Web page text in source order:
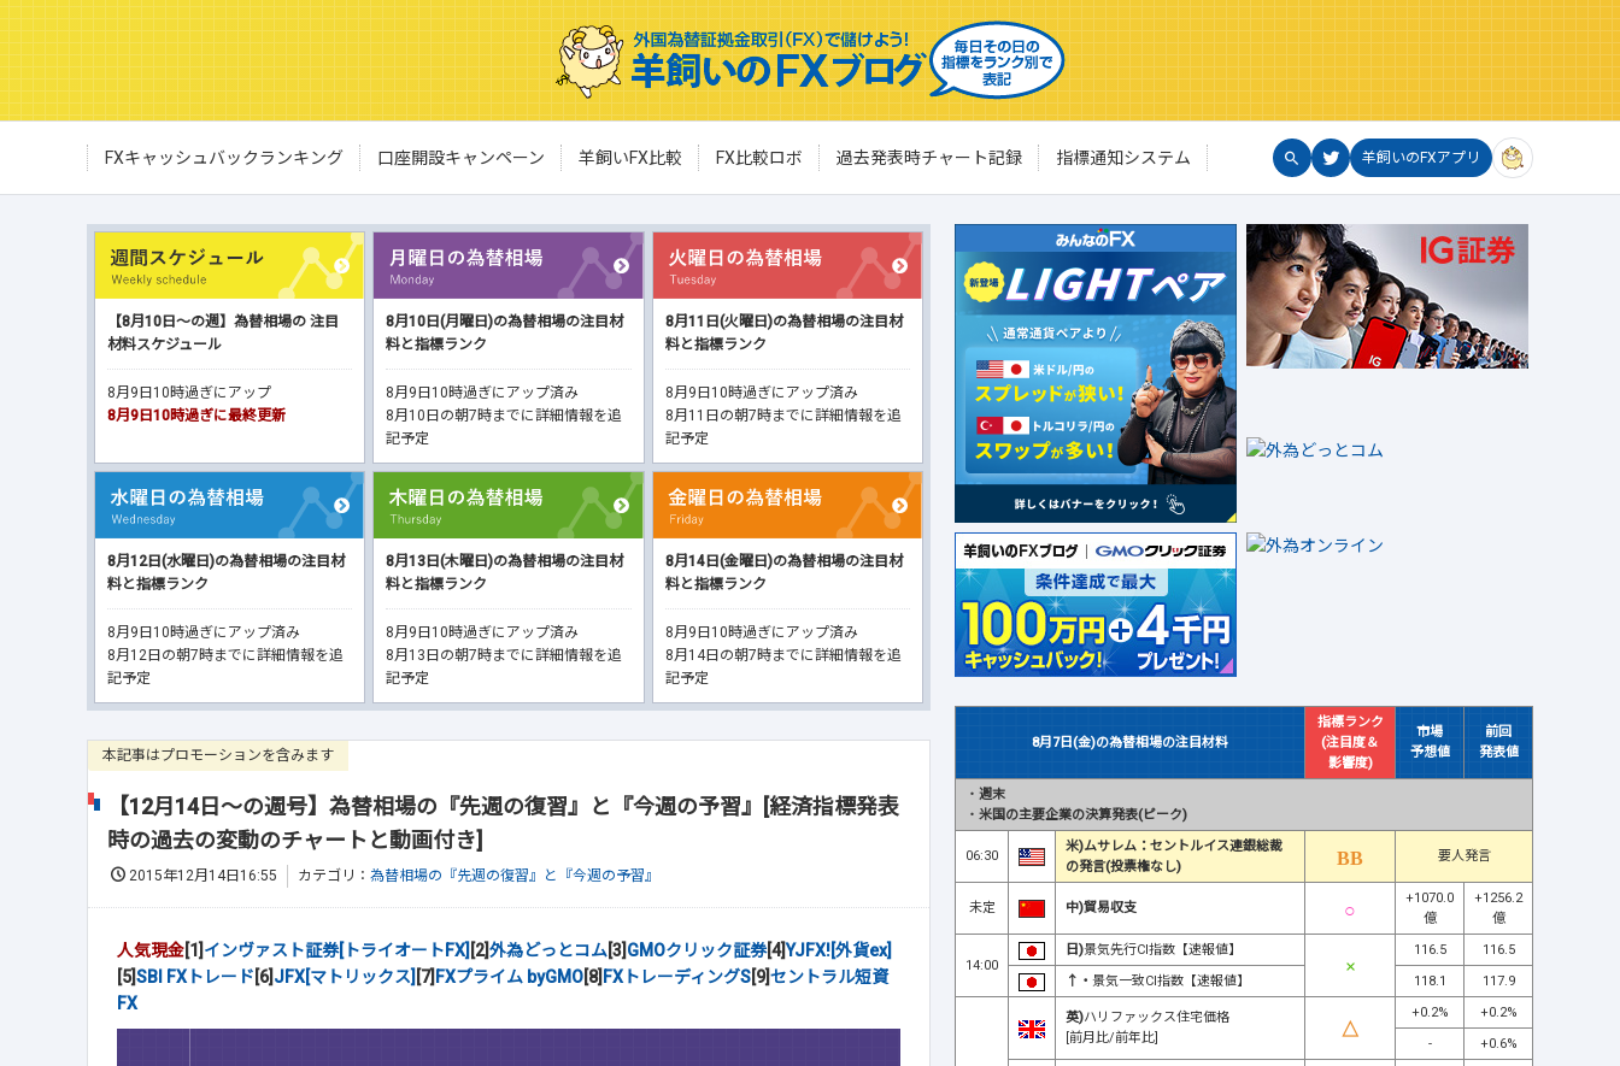
FXキャッシュバックランキング 口座開設キャンペーン 羊飼いFX比較 FX比較ロボ 過去発表時チャート記録 指標通知システム 羊飼いのFXアプリ
【8月10日～の週】為替相場の 注目
材料スケジュール
8月9日10時過ぎにアップ
8月9日10時過ぎに最終更新
8月10日(月曜日)の為替相場の注目材
料と指標ランク
8月9日10時過ぎにアップ済み
8月10日の朝7時までに詳細情報を追
記予定
8月11日(火曜日)の為替相場の注目材
料と指標ランク
8月9日10時過ぎにアップ済み
8月11日の朝7時までに詳細情報を追
記予定
8月12日(水曜日)の為替相場の注目材
料と指標ランク
8月9日10時過ぎにアップ済み
8月12日の朝7時までに詳細情報を追
記予定
8月13日(木曜日)の為替相場の注目材
料と指標ランク
8月9日10時過ぎにアップ済み
8月13日の朝7時までに詳細情報を追
記予定
8月14日(金曜日)の為替相場の注目材
料と指標ランク
8月9日10時過ぎにアップ済み
8月14日の朝7時までに詳細情報を追
記予定
本記事はプロモーションを含みます
【12月14日～の週号】為替相場の『先週の復習』と『今週の予習』[経済指標発表
時の過去の変動のチャートと動画付き]
2015年12月14日16:55 カテゴリ： 為替相場の『先週の復習』と『今週の予習』
人気現金[1] インヴァスト証券[トライオートFX] [2]外為どっとコム[3] GMOクリック証券[4]YJFX![外貨ex]
[5]SBI FXトレード [6] JFX[マトリックス] [7] FXプライム byGMO[8] FXトレーディングS[9]セントラル短資
FX
8月7日(金)の為替相場の注目材料
指標ランク
(注目度＆
影響度)
市場
予想値
前回
発表値
・ 週末
・ 米国の主要企業の決算発表(ピーク)
06:30
米)ムサレム：セントルイス連銀総裁
の発言(投票権なし)
要人発言
未定 中)貿易収支
+1070.0
億
+1256.2
億
14:00
日)景気先行CI指数【速報値】 116.5
116.5
↑・ 景気一致CI指数【速報値】 118.1 117.9
英)ハリファックス住宅価格
[前月比/前年比]
+0.2%
+0.2%
-
+0.6%